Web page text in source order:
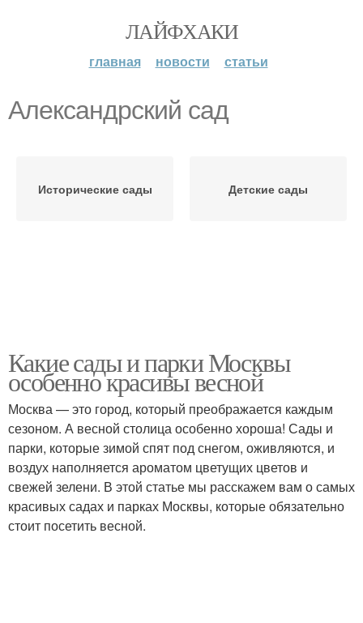
ЛАЙФХАКИ
главная новости статьи
Александрский сад
Исторические сады Детские сады
Какие сады и парки Москвы
особенно красивы весной
Москва — это город, который преображается каждым
сезоном. А весной столица особенно хороша! Сады и
парки, которые зимой спят под снегом, оживляются, и
воздух наполняется ароматом цветущих цветов и
свежей зелени. В этой статье мы расскажем вам о самых
красивых садах и парках Москвы, которые обязательно
стоит посетить весной.